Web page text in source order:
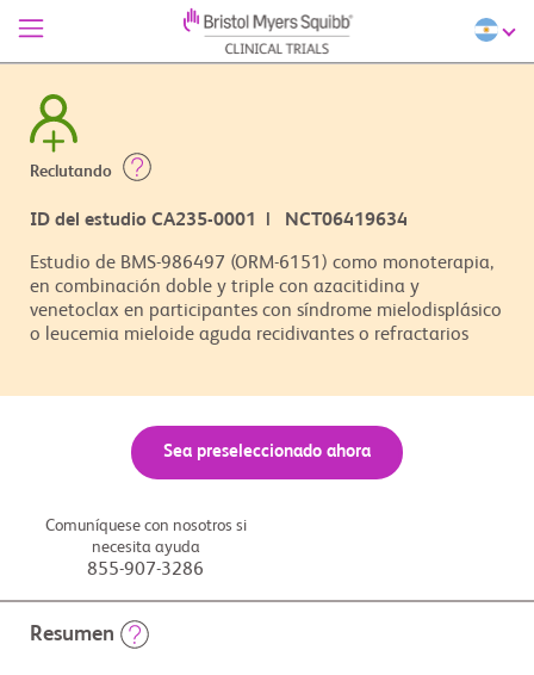
Reclutando
ID del estudio CA235-0001 | NCT06419634
Estudio de BMS-986497 (ORM-6151) como monoterapia,
en combinación doble y triple con azacitidina y
venetoclax en participantes con síndrome mielodisplásico
o leucemia mieloide aguda recidivantes o refractarios
Sea preseleccionado ahora
Comuníquese con nosotros si
necesita ayuda
855-907-3286
Resumen